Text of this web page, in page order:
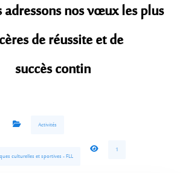
adressons nos vœux les plus
de réussite et de
succès contin
Activités
culturelles et sportives - FLL
1